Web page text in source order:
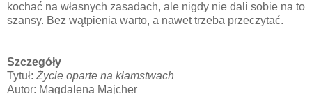
kochać na własnych zasadach, ale nigdy nie dali sobie na to
szansy. Bez wątpienia warto, a nawet trzeba przeczytać.
Szczegóły
Tytuł:Życie oparte na kłamstwach
Autor: Magdalena Majcher